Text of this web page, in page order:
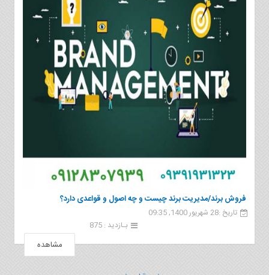
فروش برند/مدیریت برند چیست و چه اصول و قواعدی دارد؟
تاریخ :28 شهریور 1400, 09:35
بـازدید : 875
مشاهده